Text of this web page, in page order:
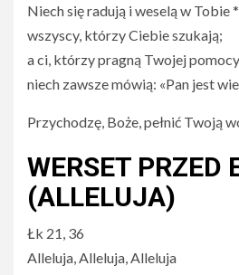
Niech się radują i weselą w Tobie *
wszyscy, którzy Ciebie szukają;
a ci, którzy pragną Twojej
niech zawsze mówią: «Pan jest
Przychodzę, Boże, pełnić Twoją
WERSET PRZED
(ALLELUJA)
Łk 21, 36
Alleluja, Alleluja, Alleluja